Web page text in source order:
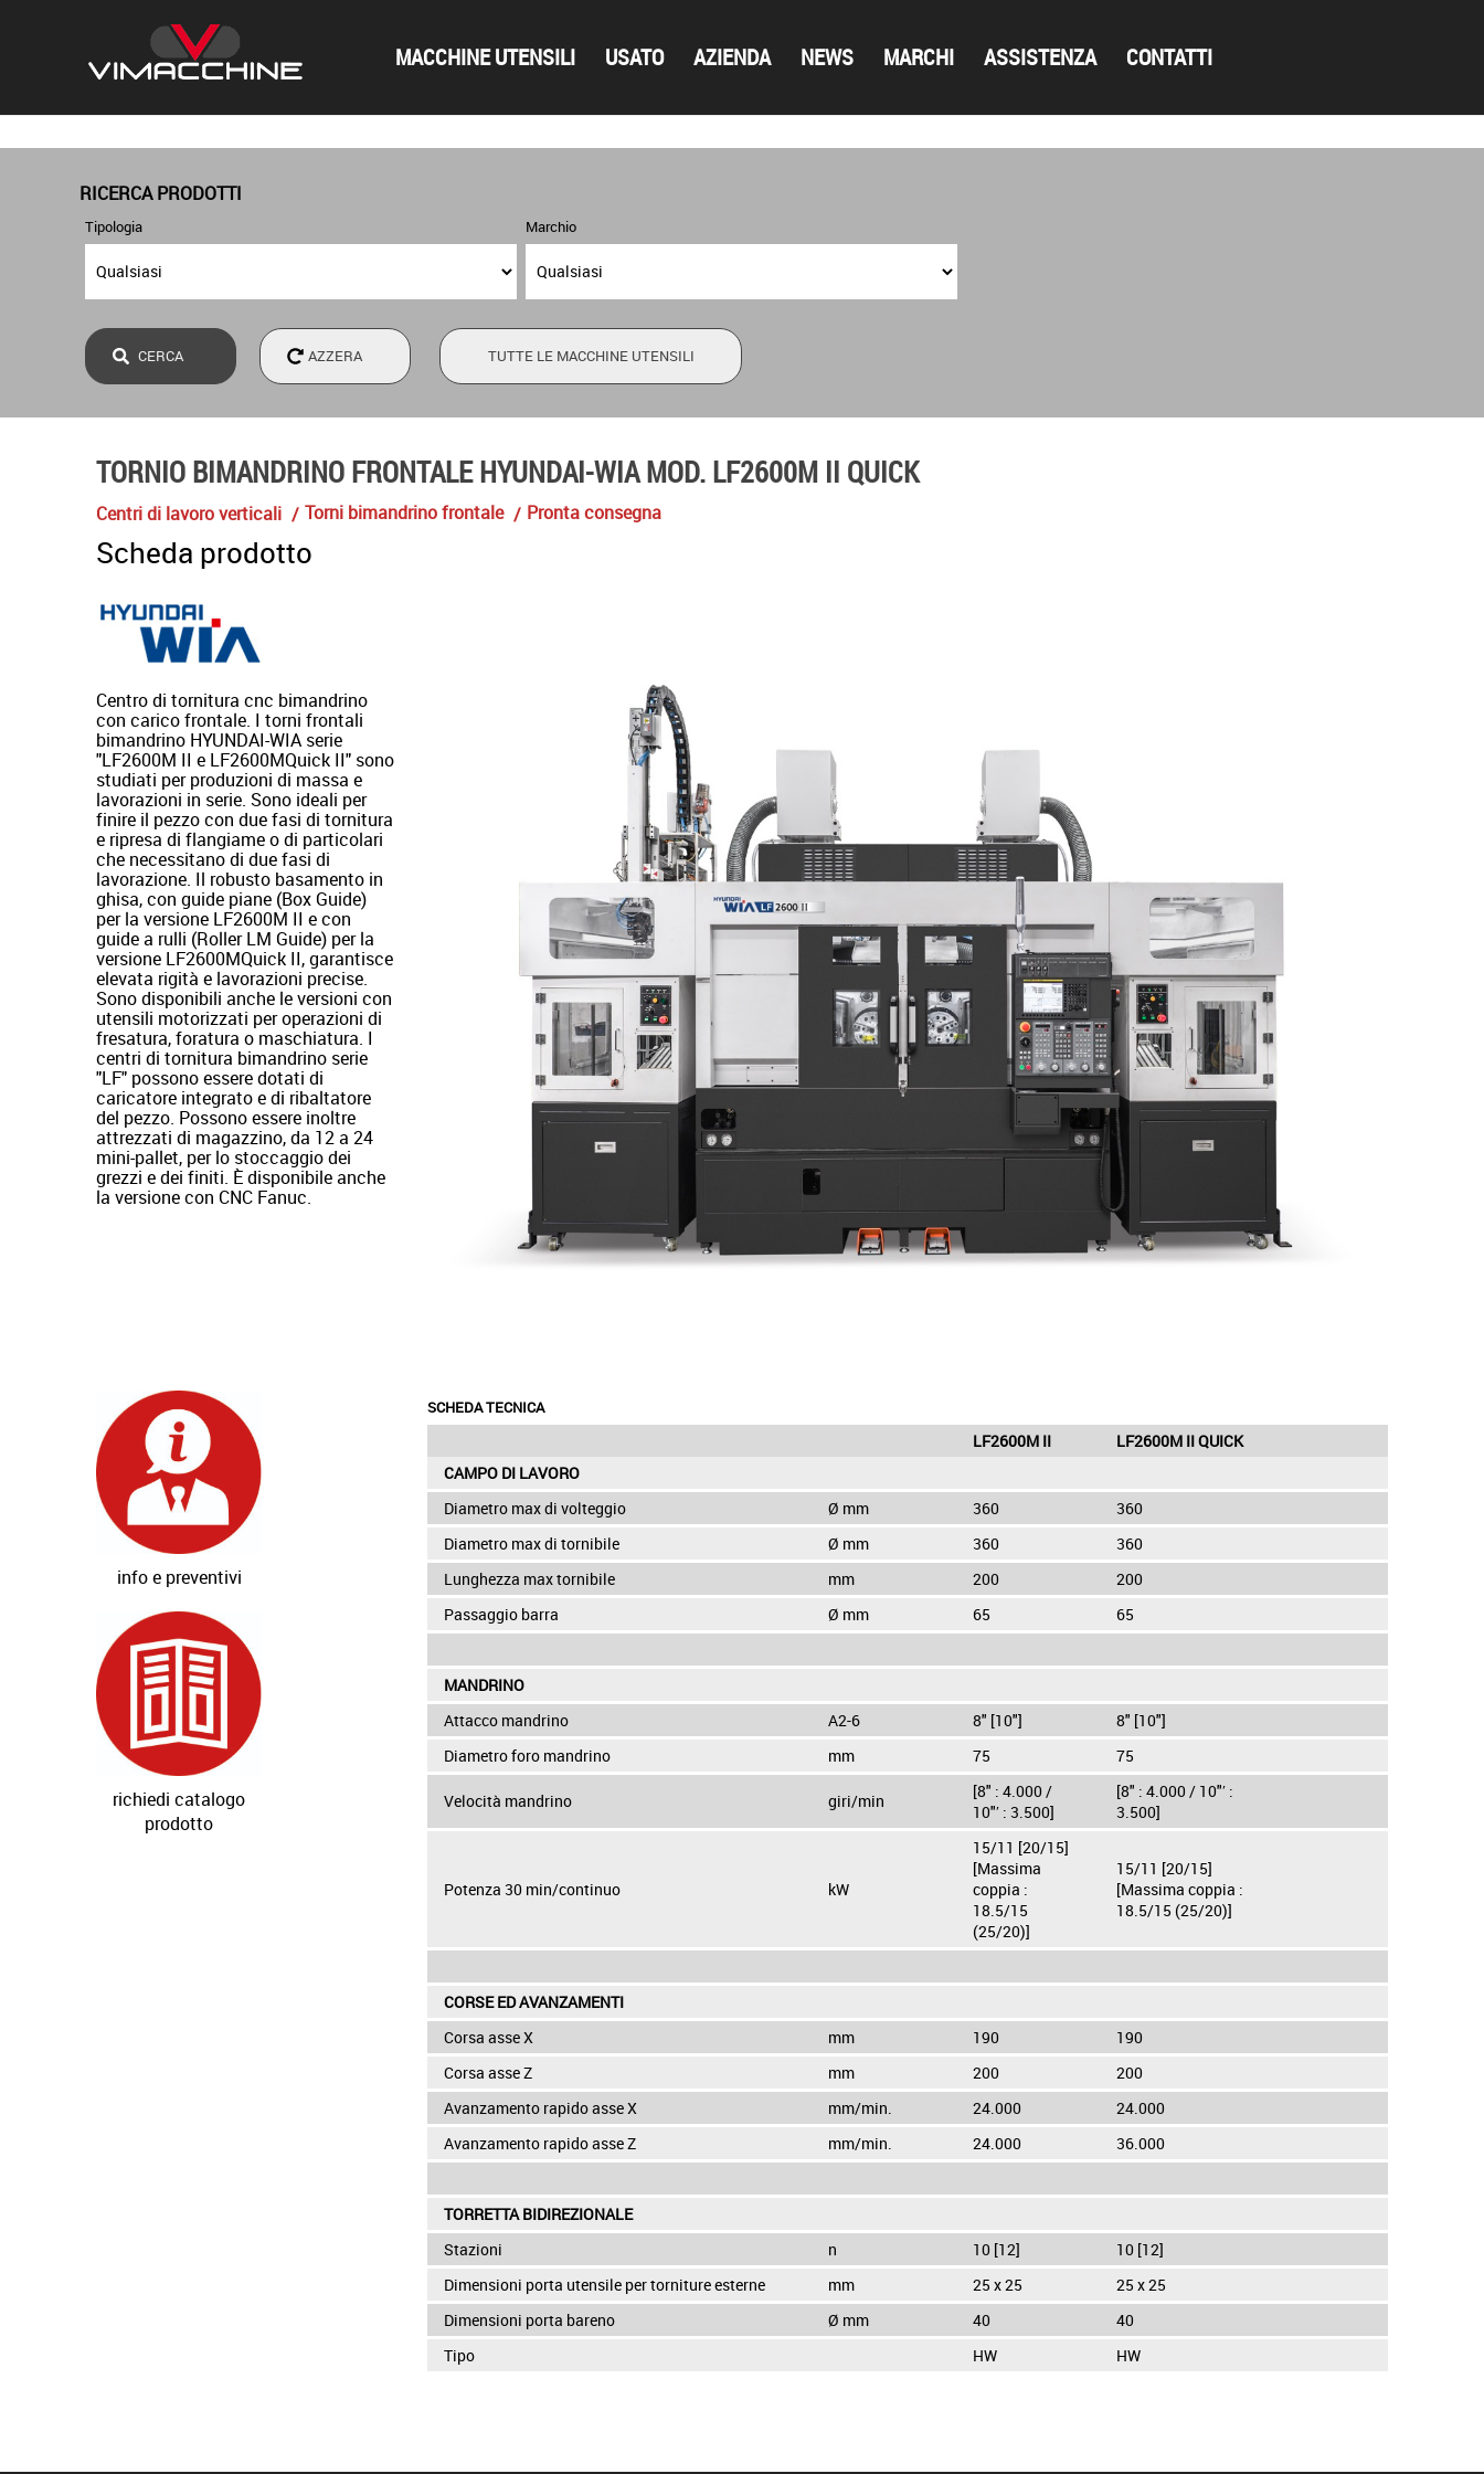
MACCHINE UTENSILI USATO AZIENDA NEWS MARCHI ASSISTENZA CONTATTI
RICERCA PRODOTTI
Tipologia Marchio
TUTTE LE MACCHINE UTENSILI
TORNIO BIMANDRINO FRONTALE HYUNDAI-WIA MOD. LF2600M II QUICK
Centri di lavoro verticali Torni bimandrino frontale Pronta consegna
Scheda prodotto
Centro di tornitura cnc bimandrino
con carico frontale. I torni frontali
bimandrino HYUNDAI-WIA serie
"LF2600M II e LF2600MQuick II" sono
studiati per produzioni di massa e
lavorazioni in serie. Sono ideali per
finire il pezzo con due fasi di tornitura
e ripresa di flangiame o di particolari
che necessitano di due fasi di
lavorazione. Il robusto basamento in
ghisa, con guide piane (Box Guide)
per la versione LF2600M II e con
guide a rulli (Roller LM Guide) per la
versione LF2600MQuick II, garantisce
elevata rigità e lavorazioni precise.
Sono disponibili anche le versioni con
utensili motorizzati per operazioni di
fresatura, foratura o maschiatura. I
centri di tornitura bimandrino serie
"LF" possono essere dotati di
caricatore integrato e di ribaltatore
del pezzo. Possono essere inoltre
attrezzati di magazzino, da 12 a 24
mini-pallet, per lo stoccaggio dei
grezzi e dei finiti. È disponibile anche
la versione con CNC Fanuc.
info e preventivi
richiedi catalogo
prodotto
SCHEDA TECNICA
LF2600M II
LF2600M II QUICK
CAMPO DI LAVORO
Diametro max di volteggio
Ø mm 360
360
Diametro max di tornibile
Ø mm 360
360
Lunghezza max tornibile
mm 200
200
Passaggio barra
Ø mm 65 65
MANDRINO
Attacco mandrino
A2-6 8" [10"]
8" [10"]
Diametro foro mandrino
mm 75 75
Velocità mandrino giri/min
[8" : 4.000 /
10"′ : 3.500]
[8" : 4.000 / 10"′ :
3.500]
Potenza 30 min/continuo kW
15/11 [20/15]
[Massima
coppia :
18.5/15
(25/20)]
15/11 [20/15]
[Massima coppia :
18.5/15 (25/20)]
CORSE ED AVANZAMENTI
Corsa asse X
mm 190
190
Corsa asse Z
mm 200
200
Avanzamento rapido asse X
mm/min. 24.000
24.000
Avanzamento rapido asse Z
mm/min. 24.000 36.000
TORRETTA BIDIREZIONALE
Stazioni
n 10 [12]
10 [12]
Dimensioni porta utensile per torniture esterne
mm 25 x 25
25 x 25
Dimensioni porta bareno
Ø mm 40
40
Tipo
HW HW